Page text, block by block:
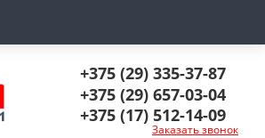
+375 (29) 335-37-87
+375 (29) 657-03-04
+375 (17) 512-14-09
Заказать звонок